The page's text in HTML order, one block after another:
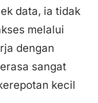
data, ia tidak
melalui
dengan
sangat
kecil